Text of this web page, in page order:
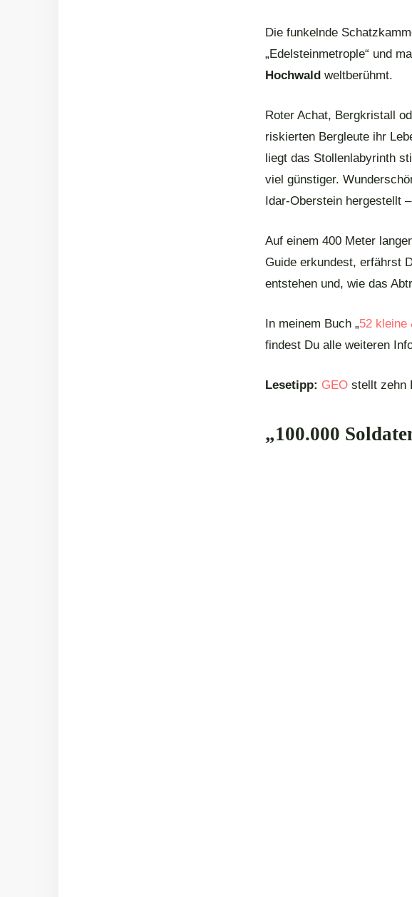
Die funkelnde
„Edelsteinmetrople“ und
Hochwald weltberühmt.
Roter Achat, Bergkristall
riskierten Bergleute ihr
liegt das Stollenlabyrinth
viel günstiger.
Idar-Oberstein hergestellt
Auf einem 400 Meter
Guide erkundest, erfährst
entstehen und, wie das
In meinem Buch „52 kleine
findest Du alle weiteren
Lesetipp: GEO stellt zehn
„100.000